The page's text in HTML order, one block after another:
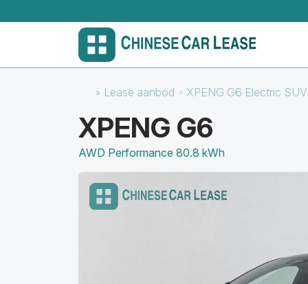
Lease aanbod XPENG G6 Electric
XPENG G6
AWD Performance 80.8 kWh